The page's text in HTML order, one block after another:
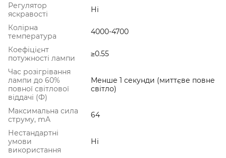
Регулятор
яскравості
Ні
Колірна
температура
4000-4700
Коефіцієнт
потужності лампи
≥0.55
Час розігрівання
лампи до 60%
повної світлової
віддачі (Ф)
Менше 1 секунди (миттєве повне
світло)
Максимальна сила
струму, mA
64
Нестандартні
умови
використання
Ні